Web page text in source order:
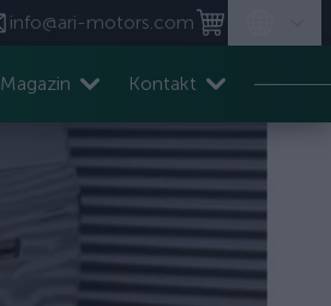
info@ari-motors.com
Magazin Kontakt